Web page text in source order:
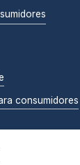
consumidores